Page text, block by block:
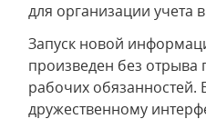
для организации учета
Запуск новой
произведен без отрыва
рабочих обязанностей.
дружественному